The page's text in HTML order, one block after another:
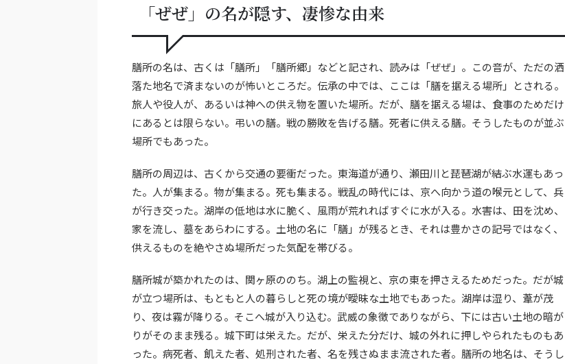
「ぜぜ」の名が隠す、凄惨な由来
膳所の名は、古くは「膳所」「膳所郷」などと記され、読みは「ぜぜ」。この音が、ただの洒
落た地名で済まないのが怖いところだ。伝承の中では、ここは「膳を据える場所」とされる。
旅人や役人が、あるいは神への供え物を置いた場所。だが、膳を据える場は、食事のためだけ
にあるとは限らない。弔いの膳。戦の勝敗を告げる膳。死者に供える膳。そうしたものが並ぶ
場所でもあった。
膳所の周辺は、古くから交通の要衝だった。東海道が通り、瀬田川と琵琶湖が結ぶ水運もあっ
た。人が集まる。物が集まる。死も集まる。戦乱の時代には、京へ向かう道の喉元として、兵
が行き交った。湖岸の低地は水に脆く、風雨が荒れればすぐに水が入る。水害は、田を沈め、
家を流し、墓をあらわにする。土地の名に「膳」が残るとき、それは豊かさの記号ではなく、
供えるものを絶やさぬ場所だった気配を帯びる。
膳所城が築かれたのは、関ヶ原ののち。湖上の監視と、京の東を押さえるためだった。だが城
が立つ場所は、もともと人の暮らしと死の境が曖昧な土地でもあった。湖岸は湿り、葦が茂
り、夜は霧が降りる。そこへ城が入り込む。武威の象徴でありながら、下には古い土地の暗が
りがそのまま残る。城下町は栄えた。だが、栄えた分だけ、城の外れに押しやられたものもあ
った。病死者、飢えた者、処刑された者、名を残さぬまま流された者。膳所の地名は、そうし